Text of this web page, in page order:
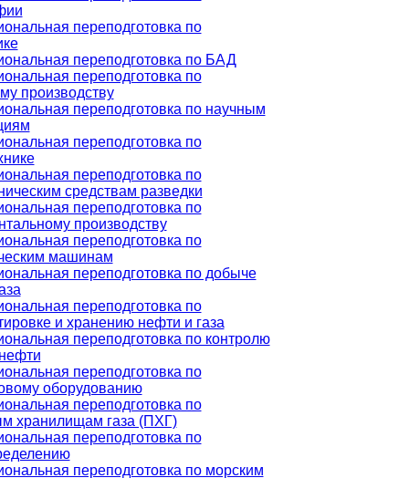
переподготовка по
переподготовка по БАД
переподготовка по
производству
переподготовка по научным
переподготовка по
переподготовка по
средствам разведки
переподготовка по
производству
переподготовка по
машинам
переподготовка по добыче
переподготовка по
и хранению нефти и газа
переподготовка по контролю
переподготовка по
оборудованию
переподготовка по
хранилищам газа (ПХГ)
переподготовка по
переподготовка по морским